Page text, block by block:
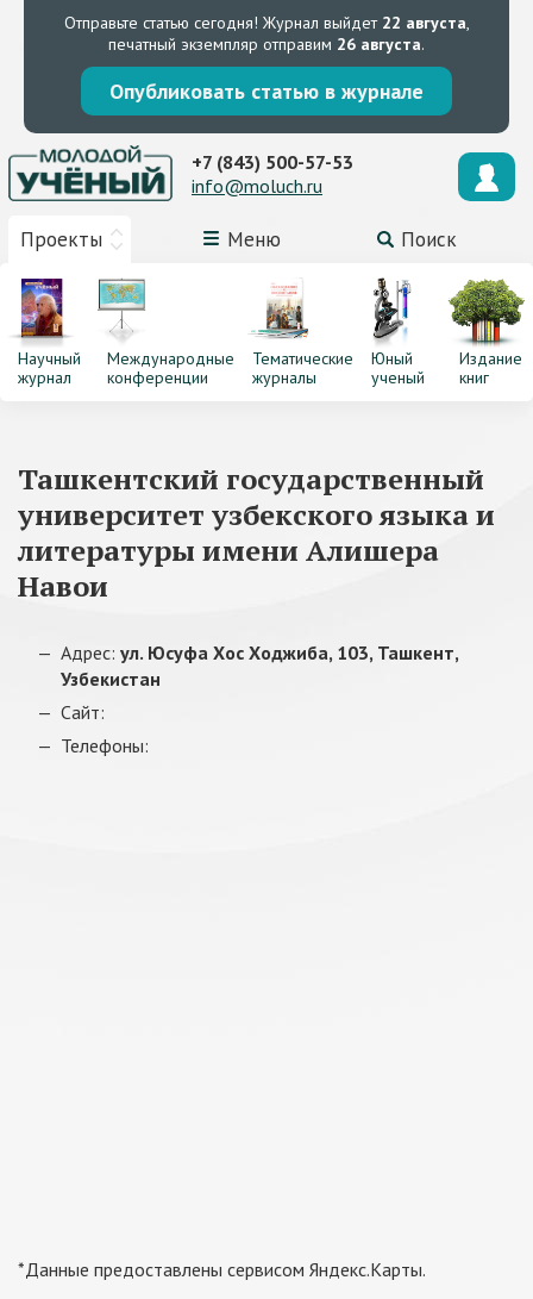
Отправьте статью сегодня! Журнал выйдет 22 августа,
печатный экземпляр отправим 26 августа.
Опубликовать статью в журнале
Проекты Меню Поиск
+7 (843) 500-57-53
info@moluch.ru
Научный
журнал
Международные
конференции
Тематические
журналы
Юный
ученый
Издание
книг
Ташкентский государственный
университет узбекского языка и
литературы имени Алишера
Навои
Адрес: ул. Юсуфа Хос Ходжиба, 103, Ташкент,
Узбекистан
Сайт:
Телефоны:
*Данные предоставлены сервисом Яндекс.Карты.